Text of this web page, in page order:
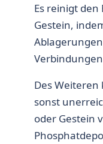
Es reinigt
Gestein,
Des
sonst
oder Gestein